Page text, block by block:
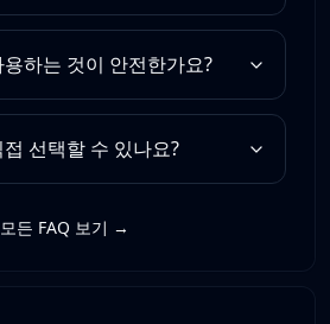
하는 것이 안전한가요?
선택할 수 있나요?
모든 FAQ 보기 →